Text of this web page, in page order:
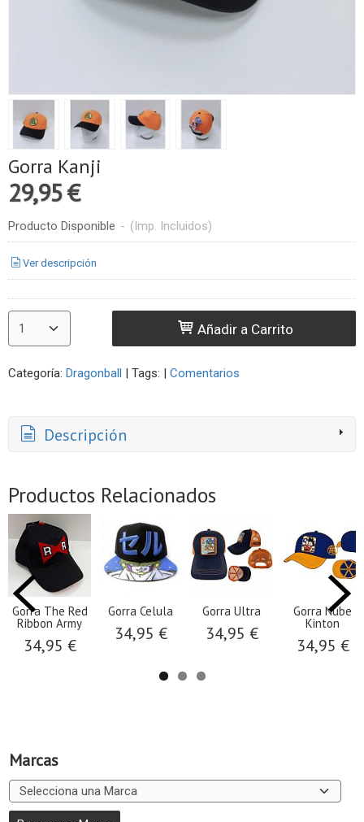
Marcas
Gorra Kanji
29,95 €
Producto Disponible - (Imp. Incluidos)
Ver descripción
Añadir a Carrito
Categoría: Dragonball | Tags: | Comentarios
Descripción
Productos Relacionados
Gorra The Red
Ribbon Army
34,95 €
Gorra Celula
34,95 €
Gorra Ultra
34,95 €
Gorra Nube
Kinton
34,95 €